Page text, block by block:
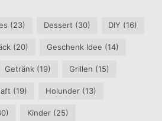
(23) Dessert (30) DIY (16)
(20) Geschenk Idee (14)
Getränk (19) Grillen (15)
(19) Holunder(13)
Kinder(25)